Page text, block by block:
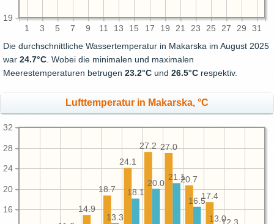
1 3 5 7 9 11 13 15 17 19 21 23 25 27 29 31
19
Die durchschnittliche Wassertemperatur in Makarska im August 2025
war 24.7°C . Wobei die minimalen und maximalen
Meerestemperaturen betrugen 23.2°C und 26.5°C respektiv.
Lufttemperatur in Makarska, °C
16
20
24
28
32
17.4
20.7
27.0
27.2
24.1
18.7
14.9
13.0
16.5
21.1
20.0
18.1
13.3